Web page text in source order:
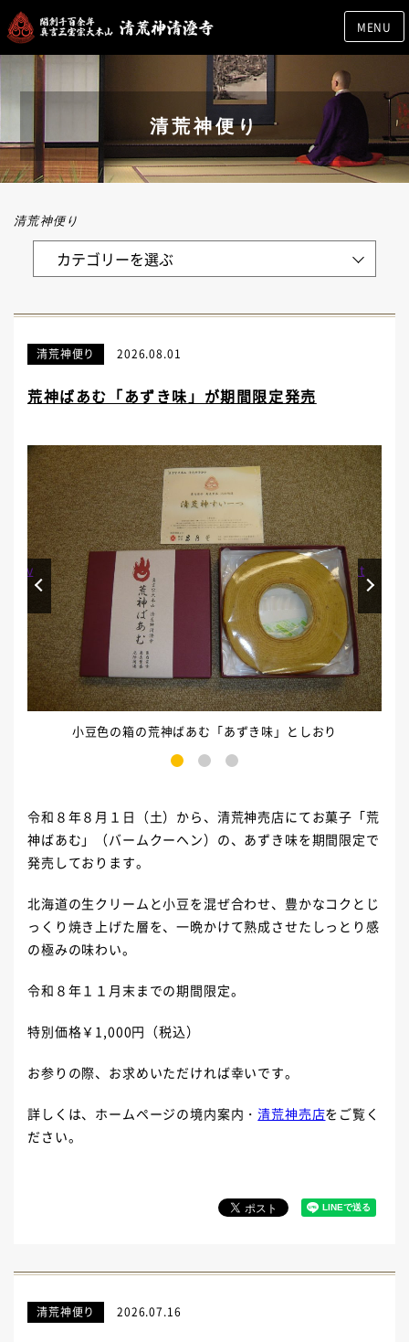
MENU
清荒神便り
清荒神便り
清荒神便り 2026.08.01
荒神ばあむ「あずき味」が期間限定発売
小豆色の箱の荒神ばあむ「あずき味」としおり
3
Prev Next
令和８年８月１日（土）から、清荒神売店にてお菓子「荒
神ばあむ」（バームクーヘン）の、あずき味を期間限定で
発売しております。
北海道の生クリームと小豆を混ぜ合わせ、豊かなコクとじ
っくり焼き上げた層を、一晩かけて熟成させたしっとり感
の極みの味わい。
令和８年１１月末までの期間限定。
特別価格￥1,000円（税込）
お参りの際、お求めいただければ幸いです。
詳しくは、ホームページの境内案内・清荒神売店をご覧く
ださい。
清荒神便り 2026.07.16